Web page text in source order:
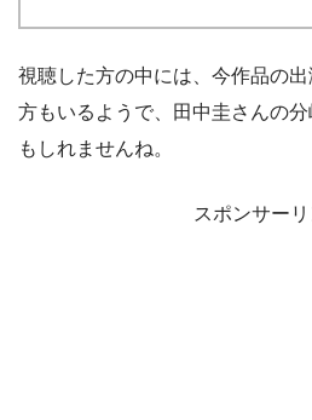
視聴した方の中には、今作品の
方もいるようで、田中圭さんの
もしれませんね。
スポンサーリ